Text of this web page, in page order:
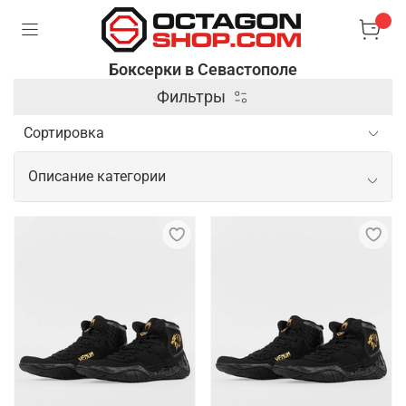
Боксерки в Севастополе
Фильтры
Описание категории
эффективных и безопасных
отлично подходит для активного образа жизни.
Они имеют легкую и гибкую конструкцию, которая
обеспечивает комфорт и свободу движений.
Боксерки изготовлены из высококачественных